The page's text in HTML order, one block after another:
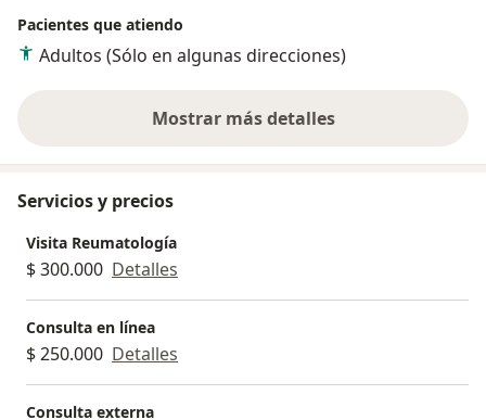
Pacientes que atiendo
Adultos (Sólo en algunas direcciones)
Mostrar más detalles
sobre la experiencia
Servicios y precios
Visita Reumatología
$ 300.000 Detalles
Consulta en línea
$ 250.000 Detalles
Consulta externa